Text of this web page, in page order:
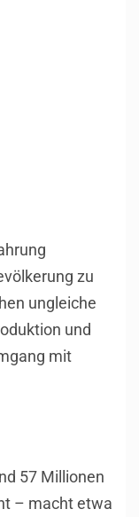
zu
ungleiche
und
mit
57 Millionen
– macht etwa